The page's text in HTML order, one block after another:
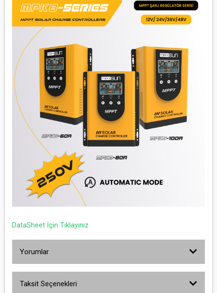
DataSheet İçin Tıklayınız
Yorumlar
Taksit Seçenekleri